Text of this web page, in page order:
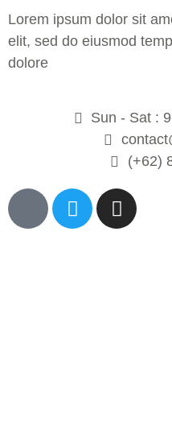
Lorem ipsum dolor sit
elit, sed do eiusmod
dolore
Sun - Sat :
(+62)